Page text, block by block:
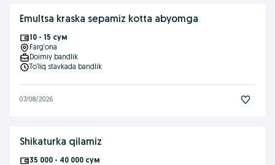
Emultsa kraska sepamiz kotta abyomga
10 - 15 сум
Farg‘ona
Doimiy bandlik
To‘liq stavkada bandlik
07/08/2026
Shikaturka qilamiz
35 000 - 40 000 сум